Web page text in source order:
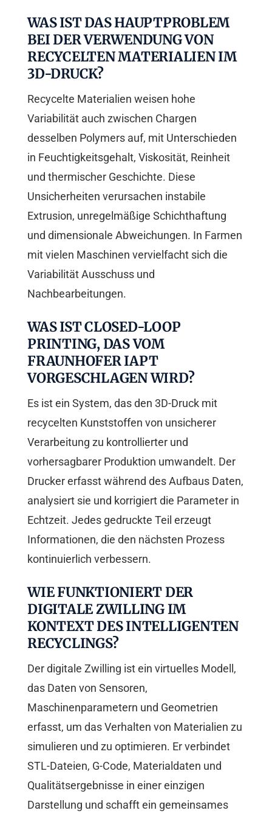
WAS IST DAS HAUPTPROBLEM
BEI DER VERWENDUNG VON
RECYCELTEN MATERIALIEN IM
3D-DRUCK?
Recycelte Materialien weisen hohe
Variabilität auch zwischen Chargen
desselben Polymers auf, mit Unterschieden
in Feuchtigkeitsgehalt, Viskosität, Reinheit
und thermischer Geschichte. Diese
Unsicherheiten verursachen instabile
Extrusion, unregelmäßige Schichthaftung
und dimensionale Abweichungen. In Farmen
mit vielen Maschinen vervielfacht sich die
Variabilität Ausschuss und
Nachbearbeitungen.
WAS IST CLOSED-LOOP
PRINTING, DAS VOM
FRAUNHOFER IAPT
VORGESCHLAGEN WIRD?
Es ist ein System, das den 3D-Druck mit
recycelten Kunststoffen von unsicherer
Verarbeitung zu kontrollierter und
vorhersagbarer Produktion umwandelt. Der
Drucker erfasst während des Aufbaus Daten,
analysiert sie und korrigiert die Parameter in
Echtzeit. Jedes gedruckte Teil erzeugt
Informationen, die den nächsten Prozess
kontinuierlich verbessern.
WIE FUNKTIONIERT DER
DIGITALE ZWILLING IM
KONTEXT DES INTELLIGENTEN
RECYCLINGS?
Der digitale Zwilling ist ein virtuelles Modell,
das Daten von Sensoren,
Maschinenparametern und Geometrien
erfasst, um das Verhalten von Materialien zu
simulieren und zu optimieren. Er verbindet
STL-Dateien, G-Code, Materialdaten und
Qualitätsergebnisse in einer einzigen
Darstellung und schafft ein gemeinsames